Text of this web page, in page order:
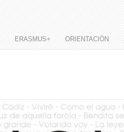
ERASMUS+ ORIENTACIÓN